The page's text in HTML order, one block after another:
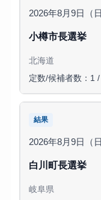
2026年8月9日（日
小樽市長選挙
北海道
定数/候補者数：1 /
結果
2026年8月9日（日
白川町長選挙
岐阜県